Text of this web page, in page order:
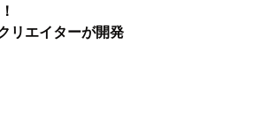
リエイターが開発